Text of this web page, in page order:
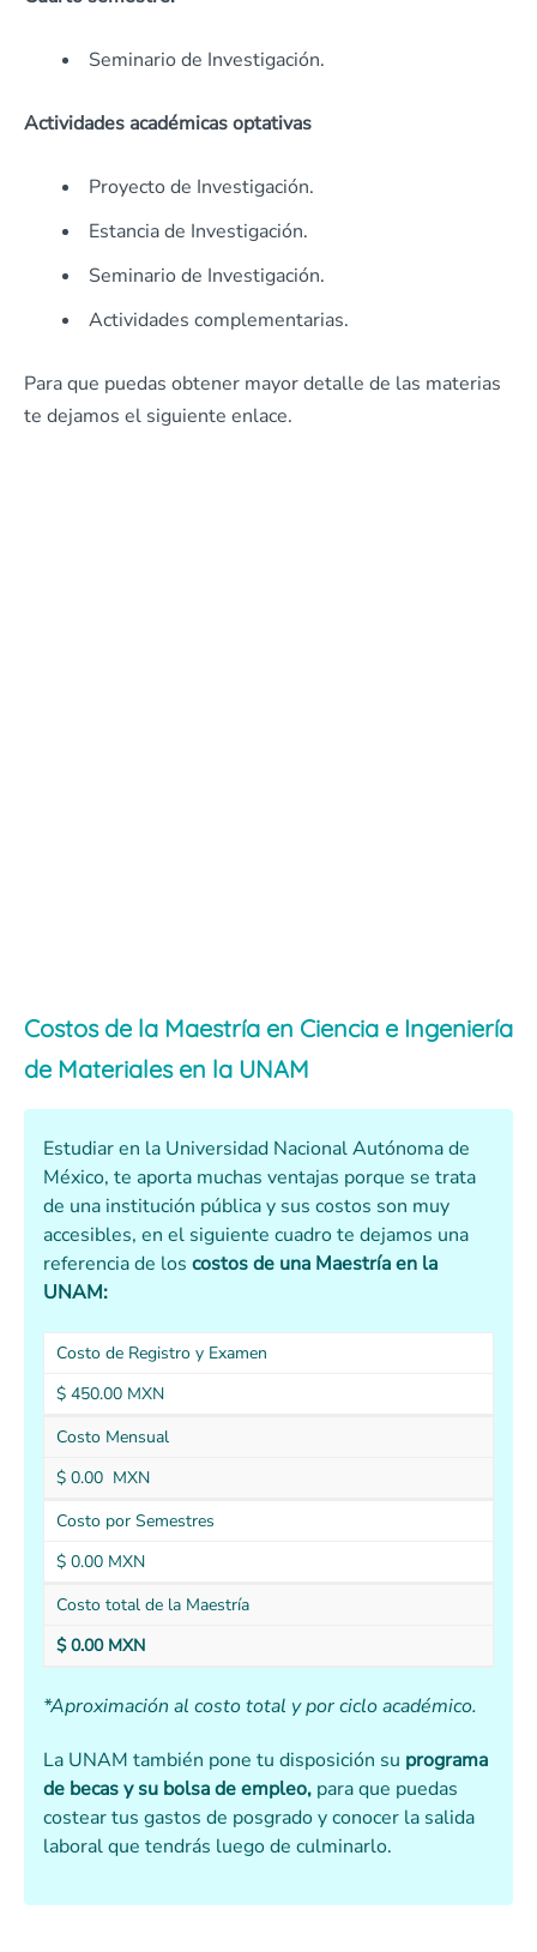
Seminario de Investigación.
Actividades académicas optativas
Proyecto de Investigación.
Estancia de Investigación.
Seminario de Investigación.
Actividades complementarias.
Para que puedas obtener mayor detalle de las materias
te dejamos el siguiente enlace.
Costos de la Maestría en Ciencia e Ingeniería
de Materiales en la UNAM
Estudiar en la Universidad Nacional Autónoma de
México, te aporta muchas ventajas porque se trata
de una institución pública y sus costos son muy
accesibles, en el siguiente cuadro te dejamos una
referencia de los costos de una Maestría en la
UNAM:
Costo de Registro y Examen
$ 450.00 MXN
Costo Mensual
$ 0.00 MXN
Costo por Semestres
$ 0.00 MXN
Costo total de la Maestría
$ 0.00 MXN
*Aproximación al costo total y por ciclo académico.
La UNAM también pone tu disposición su programa
de becas y su bolsa de empleo, para que puedas
costear tus gastos de posgrado y conocer la salida
laboral que tendrás luego de culminarlo.